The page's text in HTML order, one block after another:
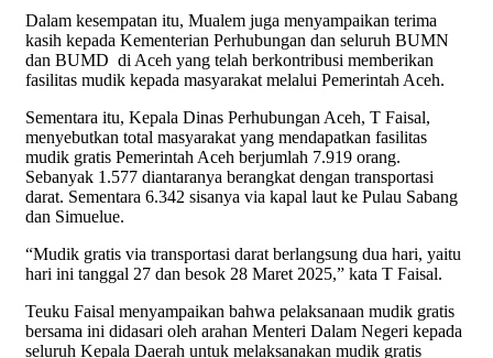
Dalam kesempatan itu, Mualem juga menyampaikan terima
kasih kepada Kementerian Perhubungan dan seluruh BUMN
dan BUMD di Aceh yang telah berkontribusi memberikan
fasilitas mudik kepada masyarakat melalui Pemerintah Aceh.
Sementara itu, Kepala Dinas Perhubungan Aceh, T Faisal,
menyebutkan total masyarakat yang mendapatkan fasilitas
mudik gratis Pemerintah Aceh berjumlah 7.919 orang.
Sebanyak 1.577 diantaranya berangkat dengan transportasi
darat. Sementara 6.342 sisanya via kapal laut ke Pulau Sabang
dan Simuelue.
“Mudik gratis via transportasi darat berlangsung dua hari, yaitu
hari ini tanggal 27 dan besok 28 Maret 2025,” kata T Faisal.
Teuku Faisal menyampaikan bahwa pelaksanaan mudik gratis
bersama ini didasari oleh arahan Menteri Dalam Negeri kepada
seluruh Kepala Daerah untuk melaksanakan mudik gratis